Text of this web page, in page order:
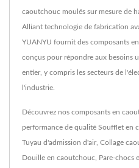
caoutchouc moulés sur mesure de
Alliant technologie de fabrication
YUANYU fournit des composants
conçus pour répondre aux besoins
entier, y compris les secteurs de
l'industrie.
Découvrez nos composants en
performance de qualité Soufflet en
Tuyau d'admission d'air, Collage
Douille en caoutchouc Pare-chocs